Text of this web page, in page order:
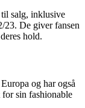
salg, inklusive
23. De giver fansen
hold.
og har også
sin fashionable